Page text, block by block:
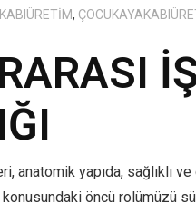
,
anatomik yapıda, sağlıklı
konusundaki öncü rolümüzü